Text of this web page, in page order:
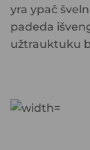
yra ypač
padeda
užtrauktuku